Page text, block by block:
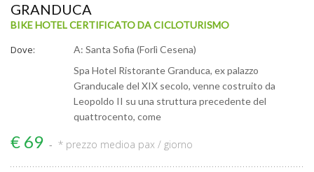
GRANDUCA
BIKE HOTEL CERTIFICATO DA CICLOTURISMO
Dove:
A: Santa Sofia (Forlì Cesena)
Spa Hotel Ristorante Granduca, ex palazzo
Granducale del XIX secolo, venne costruito da
Leopoldo II su una struttura precedente del
quattrocento, come
€ 69 * prezzo medioa pax / giorno